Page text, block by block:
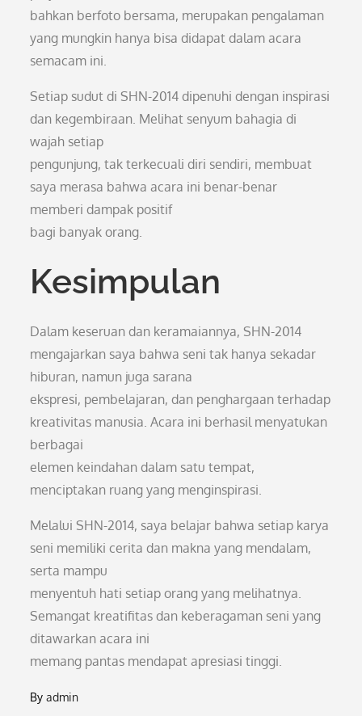
bahkan berfoto bersama, merupakan pengalaman
yang mungkin hanya bisa didapat dalam acara
semacam ini.
Setiap sudut di SHN-2014 dipenuhi dengan inspirasi
dan kegembiraan. Melihat senyum bahagia di
wajah setiap
pengunjung, tak terkecuali diri sendiri, membuat
saya merasa bahwa acara ini benar-benar
memberi dampak positif
bagi banyak orang.
Kesimpulan
Dalam keseruan dan keramaiannya, SHN-2014
mengajarkan saya bahwa seni tak hanya sekadar
hiburan, namun juga sarana
ekspresi, pembelajaran, dan penghargaan terhadap
kreativitas manusia. Acara ini berhasil menyatukan
berbagai
elemen keindahan dalam satu tempat,
menciptakan ruang yang menginspirasi.
Melalui SHN-2014, saya belajar bahwa setiap karya
seni memiliki cerita dan makna yang mendalam,
serta mampu
menyentuh hati setiap orang yang melihatnya.
Semangat kreatifitas dan keberagaman seni yang
ditawarkan acara ini
memang pantas mendapat apresiasi tinggi.
Byadmin